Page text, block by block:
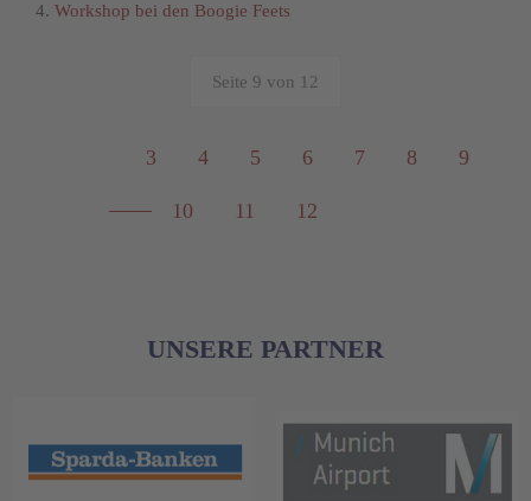
Workshop bei den Boogie Feets
Seite 9 von 12
3 4 5 6 7 8 9
10 11 12
UNSERE PARTNER